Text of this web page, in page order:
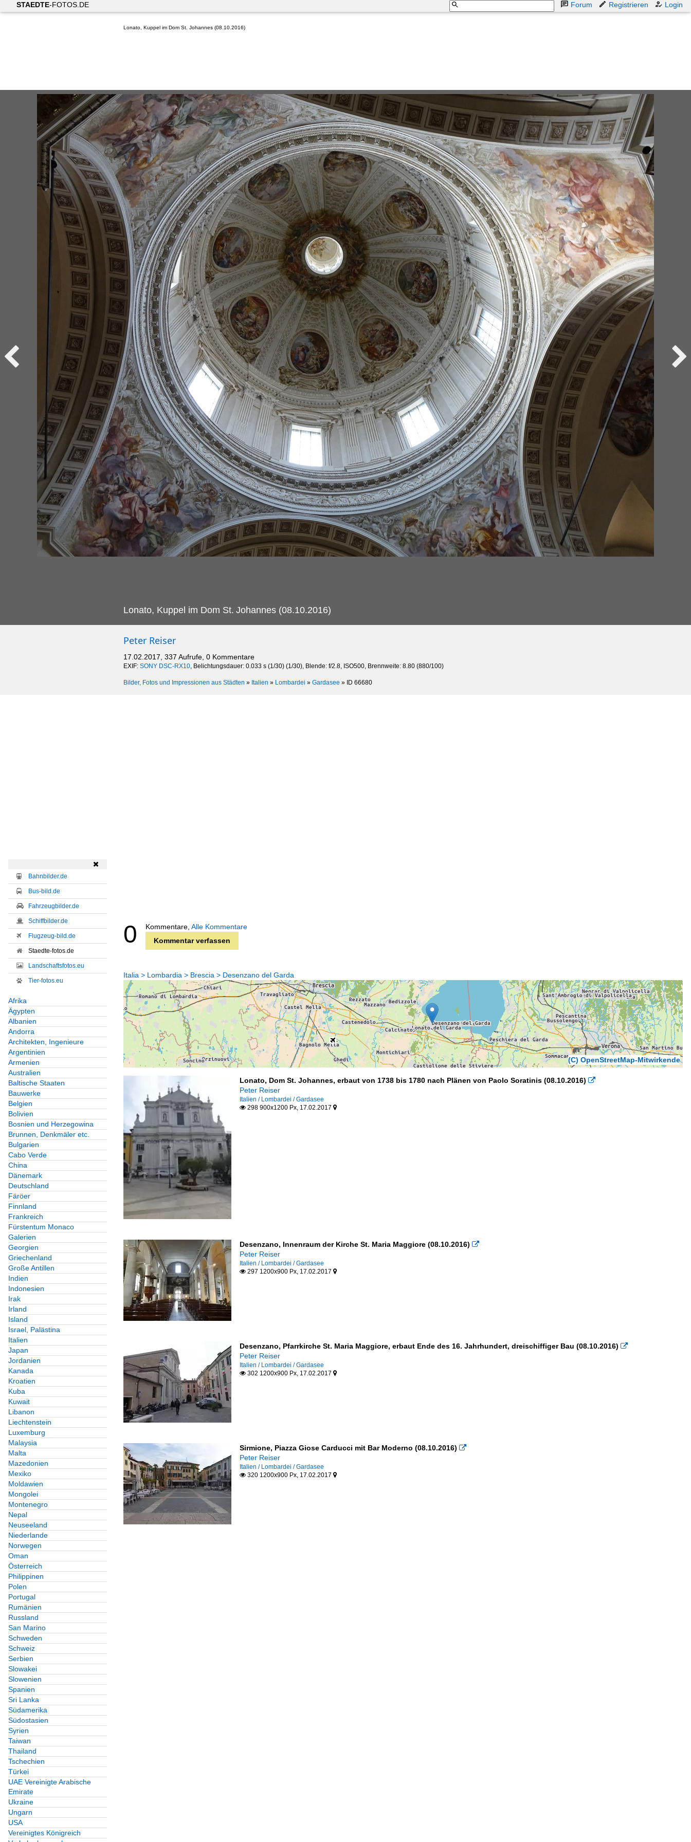
STAEDTE-FOTOS.DE Forum Registrieren Login
Lonato, Kuppel im Dom St. Johannes (08.10.2016)
Lonato, Kuppel im Dom St. Johannes (08.10.2016)
Peter Reiser
17.02.2017, 337 Aufrufe, 0 Kommentare
EXIF: SONY DSC-RX10, Belichtungsdauer: 0.033 s (1/30) (1/30), Blende: f/2.8, ISO500, Brennweite: 8.80 (880/100)
Bilder, Fotos und Impressionen aus Städten » Italien » Lombardei » Gardasee » ID 66680

Bahnbilder.de
Bus-bild.de
Fahrzeugbilder.de
Schiffbilder.de
Flugzeug-bild.de
Staedte-fotos.de
Landschaftsfotos.eu
Tier-fotos.eu
Afrika
Ägypten
Albanien
Andorra
Architekten, Ingenieure
Argentinien
Armenien
Australien
Baltische Staaten
Bauwerke
Belgien
Bolivien
Bosnien und Herzegowina
Brunnen, Denkmäler etc.
Bulgarien
Cabo Verde
China
Dänemark
Deutschland
Färöer
Finnland
Frankreich
Fürstentum Monaco
Galerien
Georgien
Griechenland
Große Antillen
Indien
Indonesien
Irak
Irland
Island
Israel, Palästina
Italien
Japan
Jordanien
Kanada
Kroatien
Kuba
Kuwait
Libanon
Liechtenstein
Luxemburg
Malaysia
Malta
Mazedonien
Mexiko
Moldawien
Mongolei
Montenegro
Nepal
Neuseeland
Niederlande
Norwegen
Oman
Österreich
Philippinen
Polen
Portugal
Rumänien
Russland
San Marino
Schweden
Schweiz
Serbien
Slowakei
Slowenien
Spanien
Sri Lanka
Südamerika
Südostasien
Syrien
Taiwan
Thailand
Tschechien
Türkei
UAE Vereinigte Arabische
Emirate
Ukraine
Ungarn
USA
Vereinigtes Königreich
0 Kommentare, Alle Kommentare
Kommentar verfassen
Italia > Lombardia > Brescia > Desenzano del Garda
(C) OpenStreetMap-Mitwirkende
Lonato, Dom St. Johannes, erbaut von 1738 bis 1780 nach Plänen von Paolo Soratinis (08.10.2016) 
Peter Reiser
Italien / Lombardei / Gardasee
298 900x1200 Px, 17.02.2017 
Desenzano, Innenraum der Kirche St. Maria Maggiore (08.10.2016) 
Peter Reiser
Italien / Lombardei / Gardasee
297 1200x900 Px, 17.02.2017 
Desenzano, Pfarrkirche St. Maria Maggiore, erbaut Ende des 16. Jahrhundert, dreischiffiger Bau (08.10.2016) 
Peter Reiser
Italien / Lombardei / Gardasee
302 1200x900 Px, 17.02.2017 
Sirmione, Piazza Giose Carducci mit Bar Moderno (08.10.2016) 
Peter Reiser
Italien / Lombardei / Gardasee
320 1200x900 Px, 17.02.2017 